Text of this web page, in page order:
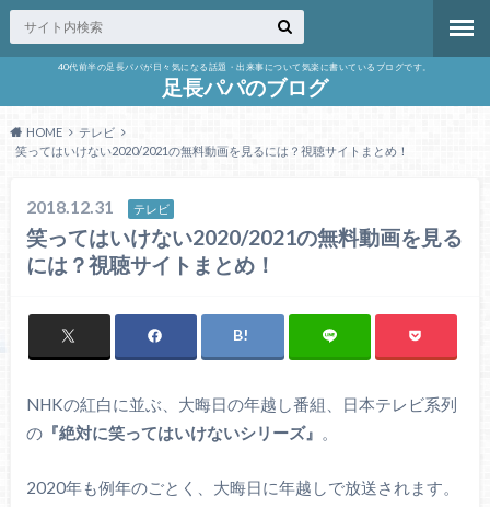
40代前半の足長パパが日々気になる話題・出来事について気楽に書いているブログです。
足長パパのブログ
HOME
テレビ
笑ってはいけない2020/2021の無料動画を見るには？視聴サイトまとめ！
2018.12.31 テレビ
笑ってはいけない2020/2021の無料動画を見る
には？視聴サイトまとめ！
NHKの紅白に並ぶ、大晦日の年越し番組、日本テレビ系列
の『絶対に笑ってはいけないシリーズ』 。
2020年も例年のごとく、大晦日に年越しで放送されます。